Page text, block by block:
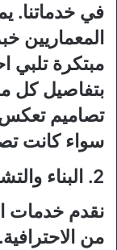
في خدماتنا.
المعماريين
مبتكرة تلبي
بتفاصيل كل
تصاميم تعكس
سواء كانت
2. البناء والتشييد
نقدم خدمات
من